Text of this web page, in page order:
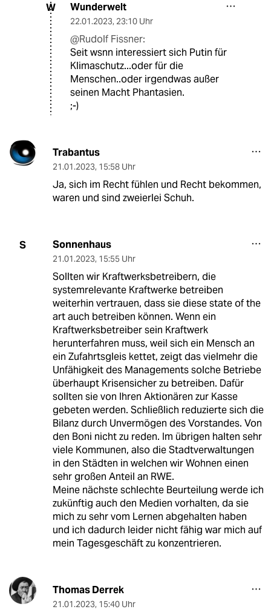
W Wunderwelt
22.01.2023, 23:10 Uhr
@Rudolf Fissner:
Seit wsnn interessiert sich Putin für
Klimaschutz...oder für die
Menschen..oder irgendwas außer
seinen Macht Phantasien.
;-)
Trabantus
21.01.2023, 15:58 Uhr
Ja, sich im Recht fühlen und Recht bekommen,
waren und sind zweierlei Schuh.
S Sonnenhaus
21.01.2023, 15:55 Uhr
Sollten wir Kraftwerksbetreibern, die
systemrelevante Kraftwerke betreiben
weiterhin vertrauen, dass sie diese state of the
art auch betreiben können. Wenn ein
Kraftwerksbetreiber sein Kraftwerk
herunterfahren muss, weil sich ein Mensch an
ein Zufahrtsgleis kettet, zeigt das vielmehr die
Unfähigkeit des Managements solche Betriebe
überhaupt Krisensicher zu betreiben. Dafür
sollten sie von Ihren Aktionären zur Kasse
gebeten werden. Schließlich reduzierte sich die
Bilanz durch Unvermögen des Vorstandes. Von
den Boni nicht zu reden. Im übrigen halten sehr
viele Kommunen, also die Stadtverwaltungen
in den Städten in welchen wir Wohnen einen
sehr großen Anteil an RWE.
Meine nächste schlechte Beurteilung werde ich
zukünftig auch den Medien vorhalten, da sie
mich zu sehr vom Lernen abgehalten haben
und ich dadurch leider nicht fähig war mich auf
mein Tagesgeschäft zu konzentrieren.
Thomas Derrek
21.01.2023, 15:40 Uhr